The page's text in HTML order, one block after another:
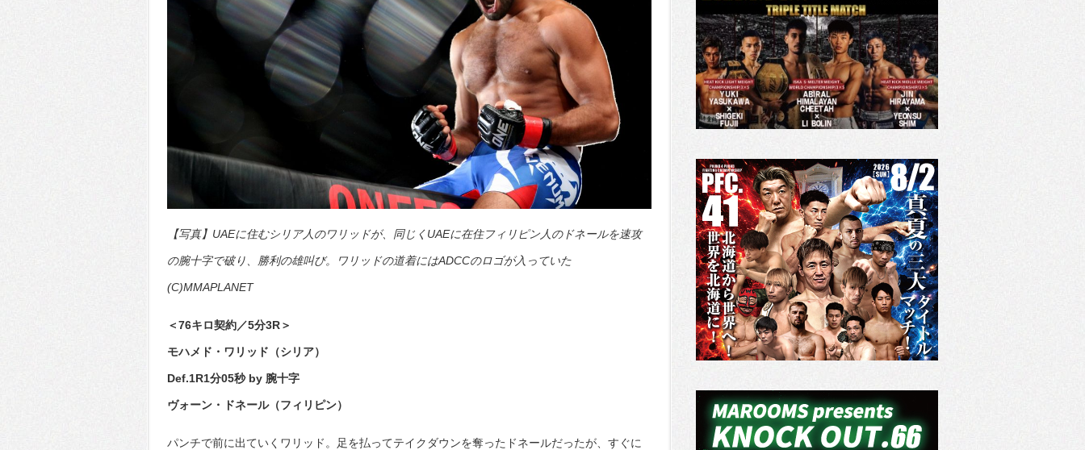
【写真】UAEに住むシリア人のワリッドが、同じくUAEに在住フィリピン人のドネールを速攻
の腕十字で破り、勝利の雄叫び。ワリッドの道着にはADCCのロゴが入っていた
(C)MMAPLANET
＜76キロ契約／5分3R＞
モハメド・ワリッド（シリア）
Def.1R1分05秒 by 腕十字
ヴォーン・ドネール（フィリピン）
パンチで前に出ていくワリッド。足を払ってテイクダウンを奪ったドネールだったが、すぐに